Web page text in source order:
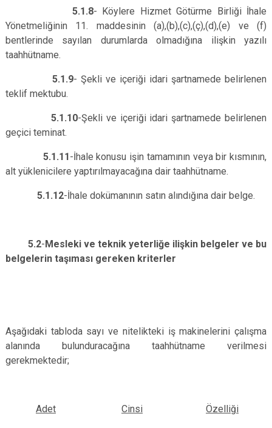
5.1.8- Köylere Hizmet Götürme Birliği İhale
Yönetmeliğinin 11. maddesinin (a),(b),(c),(ç),(d),(e) ve (f)
bentlerinde sayılan durumlarda olmadığına ilişkin yazılı
taahhütname.
5.1.9- Şekli ve içeriği idari şartnamede belirlenen
teklif mektubu.
5.1.10-Şekli ve içeriği idari şartnamede belirlenen
geçici teminat.
5.1.11-İhale konusu işin tamamının veya bir kısmının,
alt yüklenicilere yaptırılmayacağına dair taahhütname.
5.1.12-İhale dokümanının satın alındığına dair belge.
5.2-Mesleki ve teknik yeterliğe ilişkin belgeler ve bu
belgelerin taşıması gereken kriterler
Aşağıdaki tabloda sayı ve nitelikteki iş makinelerini çalışma
alanında bulunduracağına taahhütname verilmesi
gerekmektedir;
Adet Cinsi Özelliği